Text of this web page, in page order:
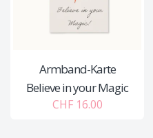
Armband-Karte
Believe in your Magic
CHF 16.00